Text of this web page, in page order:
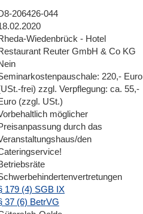
206426-044
Wiedenbrück - Hotel
Reuter GmbH & Co KG
220,- Euro
frei) zzgl. Verpflegung: ca. 55,-
(zzgl. USt.)
möglicher
durch das
den
179 (4) SGB IX
37 (6) BetrVG